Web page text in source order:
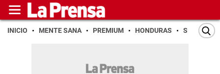
INICIO MENTE SANA PREMIUM HONDURAS SAN PEDRO